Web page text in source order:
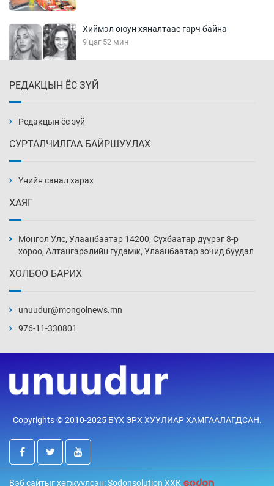
Хиймэл оюун хяналтаас гарч байна
9 цаг 52 мин
10 цаг 22 мин
нэмэгджээ
10 цаг 52 мин
11 цаг 22 мин
11 цаг 52 мин
үйлчилж буй гэв
12 цаг 22 мин
“Туул усан цогцолбор”-ын ТЭЗҮ-ийг
РЕДАКЦЫН ЁС ЗҮЙ
Редакцын ёс зүй
СУРТАЛЧИЛГАА БАЙРШУУЛАХ
Үнийн санал харах
ХАЯГ
Монгол Улс, Улаанбаатар 14200, Сүхбаатар дүүрэг 8-р
хороо, Алтангэрэлийн гудамж, Улаанбаатар зочид буудал
ХОЛБОО БАРИХ
unuudur@mongolnews.mn
976-11-330801
Copyrights © 2010-2025 БҮХ ЭРХ ХУУЛИАР ХАМГААЛАГДСАН.
Вэб сайтыг хөгжүүлсэн: Sodonsolution ХХК